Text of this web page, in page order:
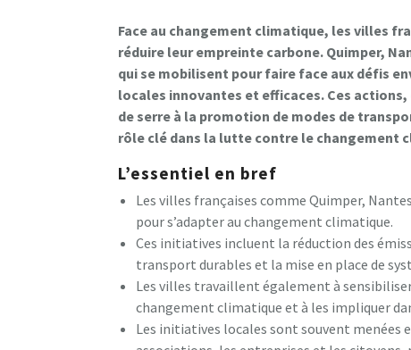
Face au changement climatique, les villes
réduire leur empreinte carbone. Quimper,
qui se mobilisent pour faire face aux défis
locales innovantes et efficaces. Ces
de serre à la promotion de modes de
rôle clé dans la lutte contre le changement
L’essentiel en bref
Les villes françaises comme Quimper,
pour s’adapter au changement climatique.
Ces initiatives incluent la réduction des
transport durables et la mise en place de
Les villes travaillent également à
changement climatique et à les impliquer
Les initiatives locales sont souvent menées